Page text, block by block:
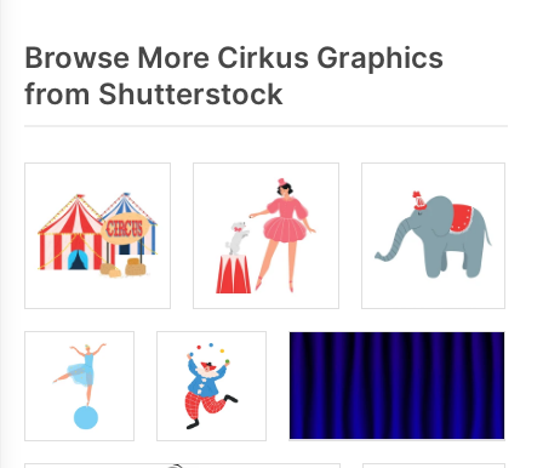
Browse More Cirkus Graphics
from Shutterstock